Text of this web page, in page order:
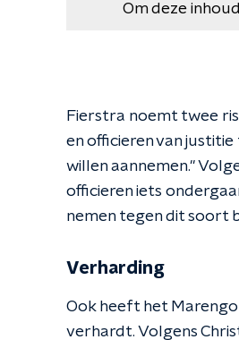
Om deze
Fierstra noemt twee
en officieren van
willen aannemen.''
officieren iets
nemen tegen dit soort
Verharding
Ook heeft het
verhardt. Volgens